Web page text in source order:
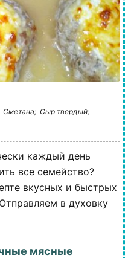
Сметана; Сыр твердый;
каждый день
все семейство?
вкусных и быстрых
в духовку
мясные